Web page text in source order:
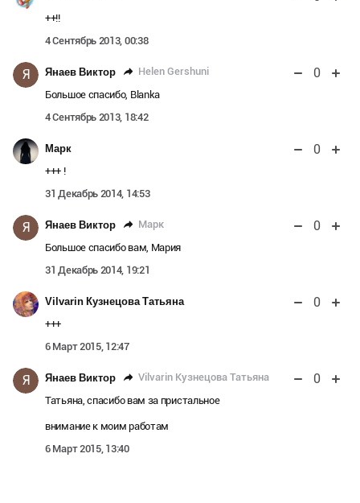
++!!
4 Сентябрь 2013, 00:38
Я Янаев Виктор Helen Gershuni 0
Большое спасибо, Blanka
4 Сентябрь 2013, 18:42
Марк 0
+++ !
31 Декабрь 2014, 14:53
Я Янаев Виктор Марк 0
Большое спасибо вам, Мария
31 Декабрь 2014, 19:21
Vilvarin Кузнецова Татьяна 0
+++
6 Март 2015, 12:47
Я Янаев Виктор Vilvarin Кузнецова Татьяна 0
Татьяна, спасибо вам за пристальное
внимание к моим работам
6 Март 2015, 13:40